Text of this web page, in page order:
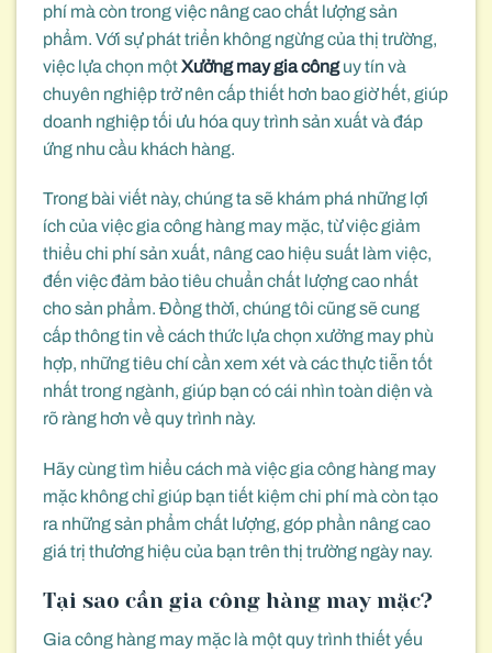
phí mà còn trong việc nâng cao chất lượng sản
phẩm. Với sự phát triển không ngừng của thị trường,
việc lựa chọn mộtXưởng may gia cônguy tín và
chuyên nghiệp trở nên cấp thiết hơn bao giờ hết, giúp
doanh nghiệp tối ưu hóa quy trình sản xuất và đáp
ứng nhu cầu khách hàng.
Trong bài viết này, chúng ta sẽ khám phá những lợi
ích của việc gia công hàng may mặc, từ việc giảm
thiểu chi phí sản xuất, nâng cao hiệu suất làm việc,
đến việc đảm bảo tiêu chuẩn chất lượng cao nhất
cho sản phẩm. Đồng thời, chúng tôi cũng sẽ cung
cấp thông tin về cách thức lựa chọn xưởng may phù
hợp, những tiêu chí cần xem xét và các thực tiễn tốt
nhất trong ngành, giúp bạn có cái nhìn toàn diện và
rõ ràng hơn về quy trình này.
Hãy cùng tìm hiểu cách mà việc gia công hàng may
mặc không chỉ giúp bạn tiết kiệm chi phí mà còn tạo
ra những sản phẩm chất lượng, góp phần nâng cao
giá trị thương hiệu của bạn trên thị trường ngày nay.
Tại sao cần gia công hàng may mặc?
Gia công hàng may mặc là một quy trình thiết yếu